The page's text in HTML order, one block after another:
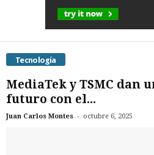
Tecnología
MediaTek y TSMC dan
futuro con el...
Juan Carlos Montes - octubre 6, 2025